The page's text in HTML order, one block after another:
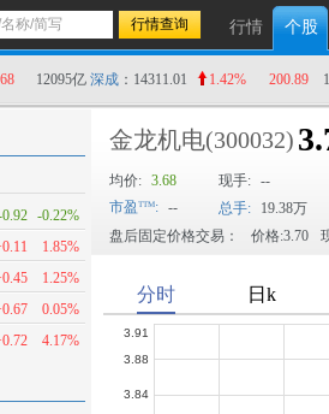
行情 个股
12095亿 深成 ：14311.01 1.42% 200.89
-0.22%
1.85%
1.25%
0.05%
4.17%
金龙机电(300032)
均价: 3.68 现手: --
市盈
: -- 总手:
19.38万
盘后固定价格交易：
价格:3.70